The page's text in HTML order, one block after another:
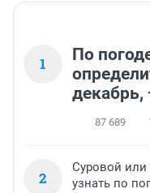
1
По
87 689
2
Суровой или
узнать по